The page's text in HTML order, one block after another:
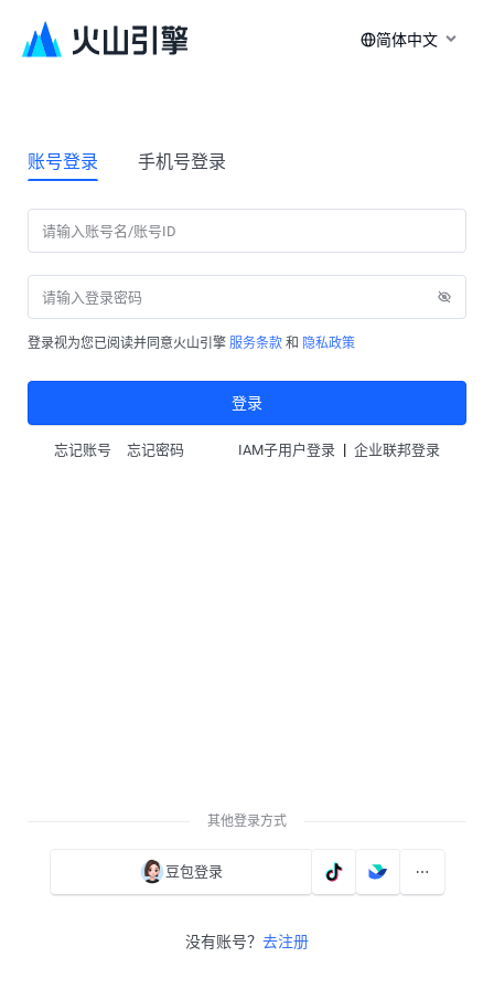
简体中文
账号登录 手机号登录
登录视为您已阅读并同意火山引擎 服务条款 和 隐私政策
登录
忘记账号 忘记密码 IAM子用户登录 | 企业联邦登录
其他登录方式
豆包登录
没有账号？ 去注册